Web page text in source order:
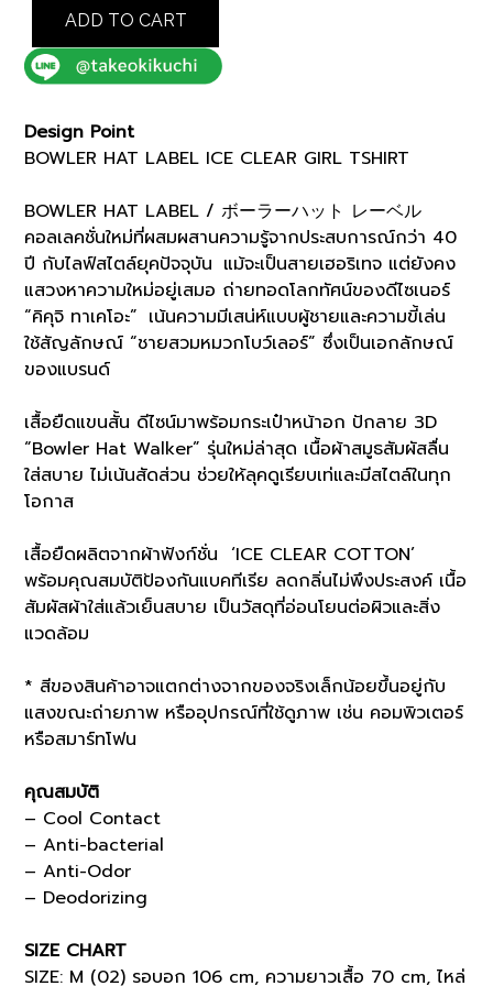
CLEAR
WALKER
TSHIRT
*ECS
quantity
ADD TO CART
Design Point
BOWLER HAT LABEL ICE CLEAR GIRL TSHIRT
BOWLER HAT LABEL / ボーラーハット レーベル
คอลเลคชั่นใหม่ที่ผสมผสานความรู้จากประสบการณ์กว่า 40
ปี กับไลฟ์สไตล์ยุคปัจจุบัน แม้จะเป็นสายเฮอริเทจ แต่ยังคง
แสวงหาความใหม่อยู่เสมอ ถ่ายทอดโลกทัศน์ของดีไซเนอร์
“คิคุจิ ทาเคโอะ” เน้นความมีเสน่ห์แบบผู้ชายและความขี้เล่น
ใช้สัญลักษณ์ “ชายสวมหมวกโบว์เลอร์” ซึ่งเป็นเอกลักษณ์
ของแบรนด์
เสื้อยืดแขนสั้น ดีไซน์มาพร้อมกระเป๋าหน้าอก ปักลาย 3D
“Bowler Hat Walker” รุ่นใหม่ล่าสุด เนื้อผ้าสมูธสัมผัสลื่น
ใส่สบาย ไม่เน้นสัดส่วน ช่วยให้ลุคดูเรียบเท่และมีสไตล์ในทุก
โอกาส
เสื้อยืดผลิตจากผ้าฟังก์ชั่น ‘ICE CLEAR COTTON’
พร้อมคุณสมบัติป้องกันแบคทีเรีย ลดกลิ่นไม่พึงประสงค์ เนื้อ
สัมผัสผ้าใส่แล้วเย็นสบาย เป็นวัสดุที่อ่อนโยนต่อผิวและสิ่ง
แวดล้อม
* สีของสินค้าอาจแตกต่างจากของจริงเล็กน้อยขึ้นอยู่กับ
แสงขณะถ่ายภาพ หรืออุปกรณ์ที่ใช้ดูภาพ เช่น คอมพิวเตอร์
หรือสมาร์ทโฟน
คุณสมบัติ
– Cool Contact
– Anti-bacterial
– Anti-Odor
– Deodorizing
SIZE CHART
SIZE: M (02) รอบอก 106 cm, ความยาวเสื้อ 70 cm, ไหล่